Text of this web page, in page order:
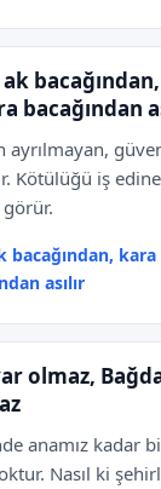
bacağından
Kötülüğü iş
görür.
bacağından,
asılır
olmaz,
anamız kadar
Nasıl ki